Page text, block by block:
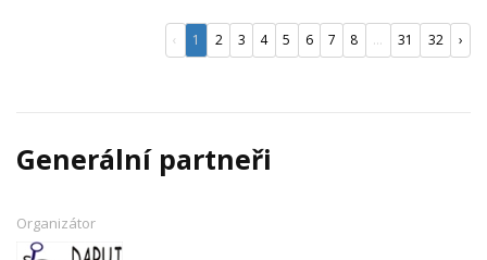
‹ 1 2 3 4 5 6 7 8 ... 31 32 ›
Generální partneři
Organizátor